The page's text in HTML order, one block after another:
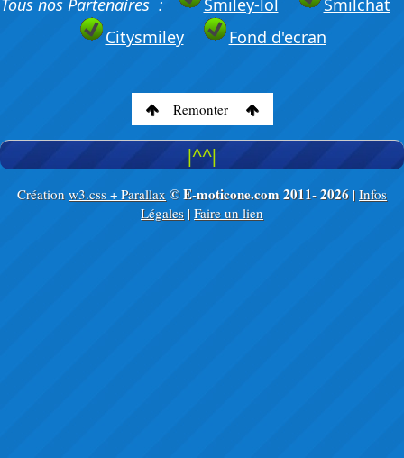
Tous nos Partenaires : Smiley-lol
Smilchat
Citysmiley
Fond d'ecran
Remonter
|^^|
Création w3.css + Parallax © E-moticone.com 2011-2026 | Infos
Légales | Faire un lien